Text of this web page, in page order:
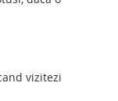
vizitezi